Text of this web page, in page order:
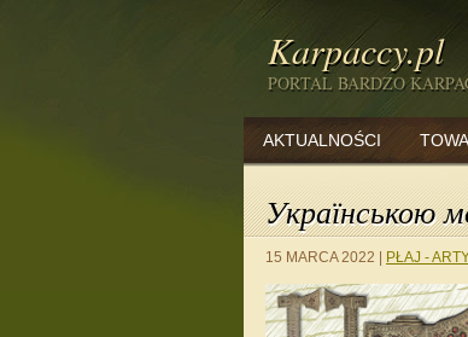
Karpaccy.pl
PORTAL BARDZO
AKTUALNOŚCI
Українською
15 MARCA 2022 PŁAJ -